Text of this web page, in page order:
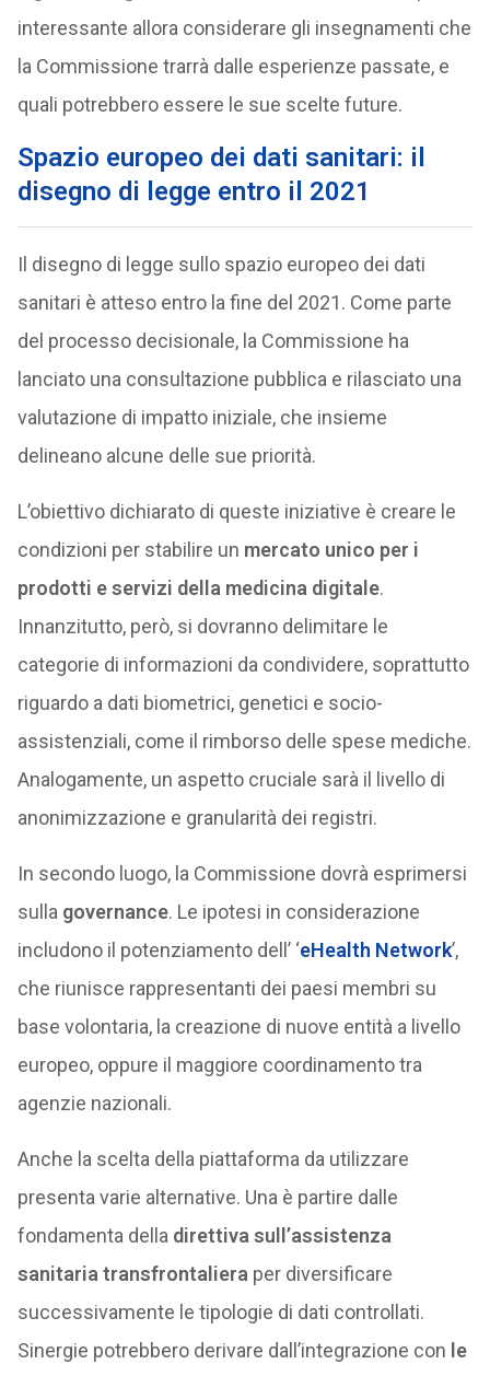
interessante allora considerare gli insegnamenti che
la Commissione trarrà dalle esperienze passate, e
quali potrebbero essere le sue scelte future.
Spazio europeo dei dati sanitari: il
disegno di legge entro il 2021
Il disegno di legge sullo spazio europeo dei dati
sanitari è atteso entro la fine del 2021. Come parte
del processo decisionale, la Commissione ha
lanciato una consultazione pubblica e rilasciato una
valutazione di impatto iniziale, che insieme
delineano alcune delle sue priorità.
L’obiettivo dichiarato di queste iniziative è creare le
condizioni per stabilire un mercato unico per i
prodotti e servizi della medicina digitale.
Innanzitutto, però, si dovranno delimitare le
categorie di informazioni da condividere, soprattutto
riguardo a dati biometrici, genetici e socio-
assistenziali, come il rimborso delle spese mediche.
Analogamente, un aspetto cruciale sarà il livello di
anonimizzazione e granularità dei registri.
In secondo luogo, la Commissione dovrà esprimersi
sulla governance. Le ipotesi in considerazione
includono il potenziamento dell’ ‘eHealth Network’,
che riunisce rappresentanti dei paesi membri su
base volontaria, la creazione di nuove entità a livello
europeo, oppure il maggiore coordinamento tra
agenzie nazionali.
Anche la scelta della piattaforma da utilizzare
presenta varie alternative. Una è partire dalle
fondamenta della direttiva sull’assistenza
sanitaria transfrontaliera per diversificare
successivamente le tipologie di dati controllati.
Sinergie potrebbero derivare dall’integrazione con le